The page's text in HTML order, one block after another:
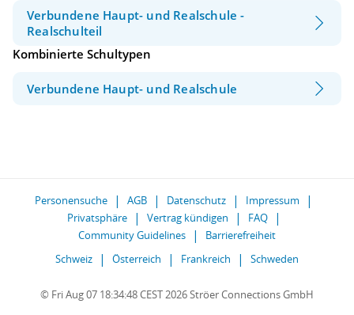
Verbundene Haupt- und Realschule -
Realschulteil
Kombinierte Schultypen
Verbundene Haupt- und Realschule
Personensuche AGB Datenschutz
Impressum
Privatsphäre
Vertrag kündigen
FAQ
Community Guidelines
Barrierefreiheit
Schweiz
Österreich Frankreich Schweden
© Fri Aug 07 18:34:48 CEST 2026 Ströer Connections GmbH